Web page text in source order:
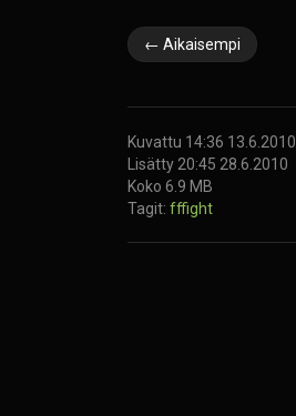
← Aikaisempi
Kuvattu 14:36 13.6.2010
Lisätty 20:45 28.6.2010
Koko 6.9 MB
Tagit: fffight